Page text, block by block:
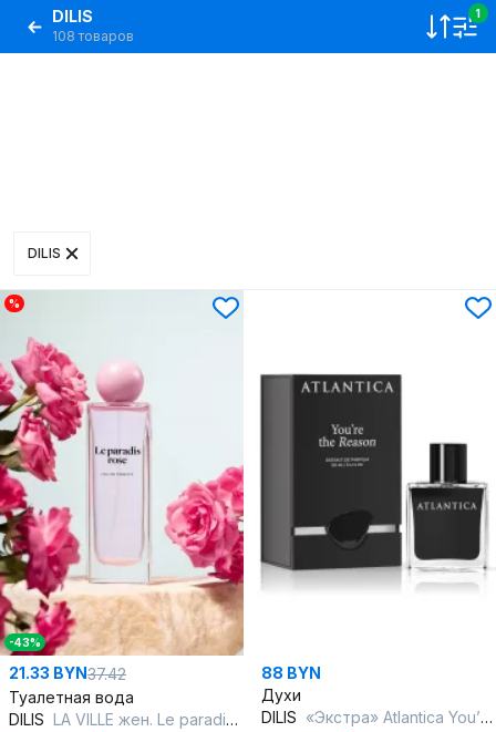
DILIS
108 товаров
1
DILIS
%
-43%
21.33 BYN37.42
Туалетная вода
DILIS LA VILLE жен. Le paradis rose
88 BYN
Духи
DILIS «Экстра» Atlantica You’re The Reason